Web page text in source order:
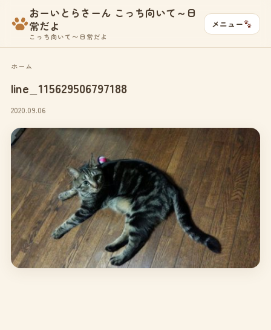
おーいとらさーん こっち向いて～日
常だよ
こっち向いて〜日常だよ
メニュー
ホーム
line_115629506797188
2020.09.06